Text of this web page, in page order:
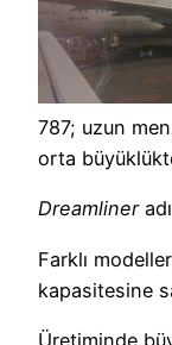
787; uzun
orta
Dreamliner
Farklı
kapasitesine
Üretiminde